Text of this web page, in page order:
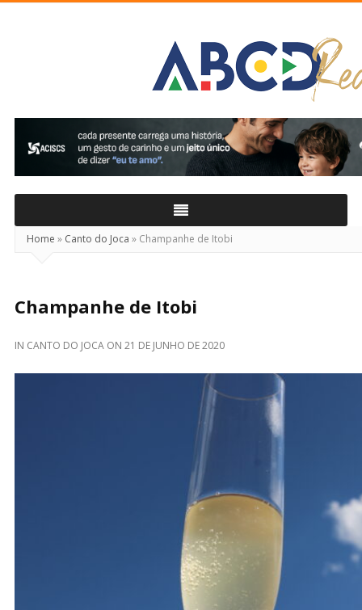
Home » Canto do Joca » Champanhe de Itobi
Champanhe de Itobi
IN CANTO DO JOCA ON 21 DE JUNHO DE 2020